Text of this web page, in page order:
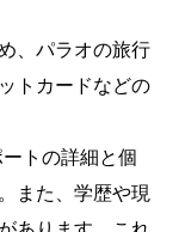
、パラオの旅行
トカードなどの
トの詳細と個
また、学歴や現